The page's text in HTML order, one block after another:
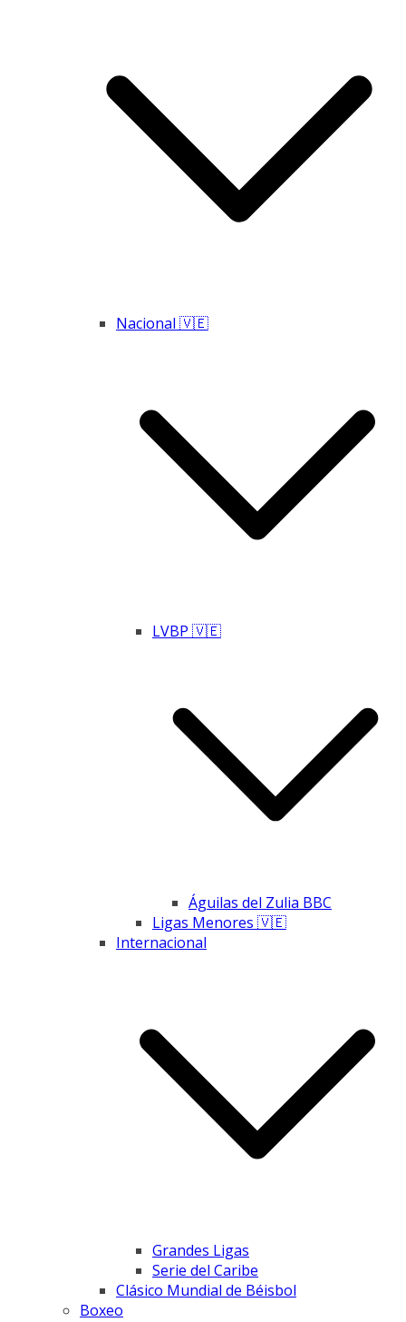
Nacional 🇻🇪
LVBP 🇻🇪
Águilas del Zulia BBC
Ligas Menores 🇻🇪
Internacional
Grandes Ligas
Serie del Caribe
Clásico Mundial de Béisbol
Boxeo